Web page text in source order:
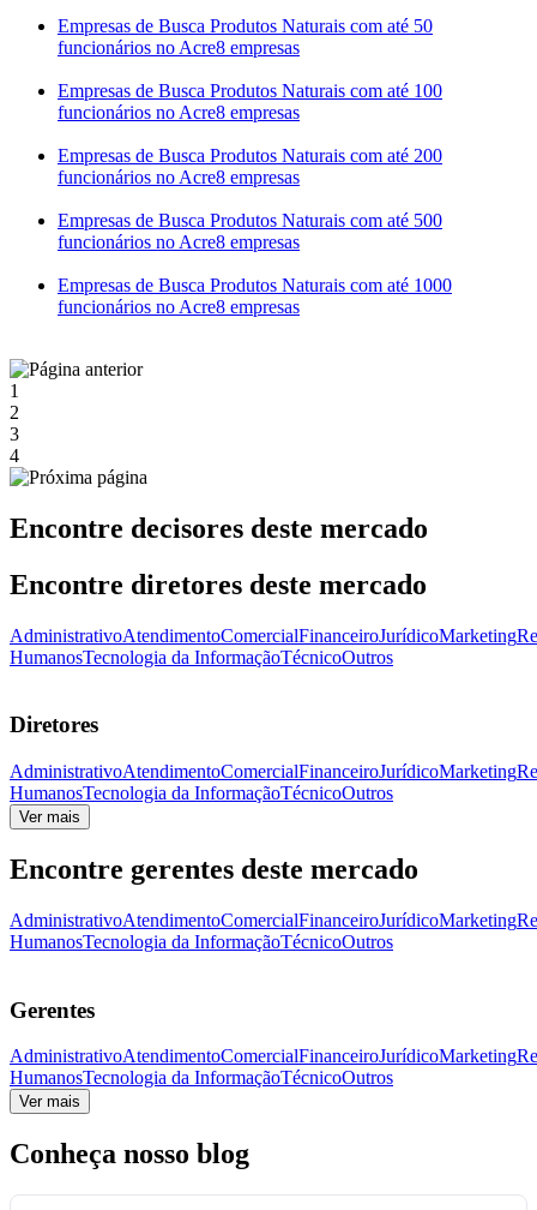
Empresas de Busca Produtos Naturais com até 50
funcionários no Acre8 empresas
Empresas de Busca Produtos Naturais com até 100
funcionários no Acre8 empresas
Empresas de Busca Produtos Naturais com até 200
funcionários no Acre8 empresas
Empresas de Busca Produtos Naturais com até 500
funcionários no Acre8 empresas
Empresas de Busca Produtos Naturais com até 1000
funcionários no Acre8 empresas
1
2
3
4
Encontre decisores deste mercado
Encontre diretores deste mercado
AdministrativoAtendimentoComercialFinanceiroJurídicoMarketing
HumanosTecnologia da InformaçãoTécnicoOutros
Diretores
AdministrativoAtendimentoComercialFinanceiroJurídicoMarketing
HumanosTecnologia da InformaçãoTécnicoOutros
Ver mais
Encontre gerentes deste mercado
AdministrativoAtendimentoComercialFinanceiroJurídicoMarketing
HumanosTecnologia da InformaçãoTécnicoOutros
Gerentes
AdministrativoAtendimentoComercialFinanceiroJurídicoMarketing
HumanosTecnologia da InformaçãoTécnicoOutros
Ver mais
Conheça nosso blog